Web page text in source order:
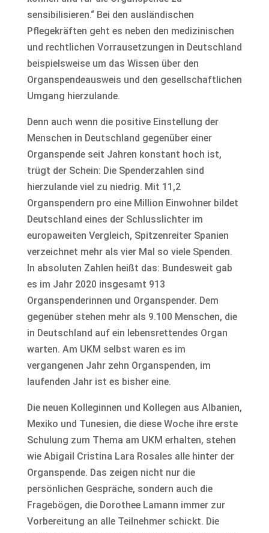
sensibilisieren.“ Bei den ausländischen
Pflegekräften geht es neben den medizinischen
und rechtlichen Vorrausetzungen in Deutschland
beispielsweise um das Wissen über den
Organspendeausweis und den gesellschaftlichen
Umgang hierzulande.
Denn auch wenn die positive Einstellung der
Menschen in Deutschland gegenüber einer
Organspende seit Jahren konstant hoch ist,
trügt der Schein: Die Spenderzahlen sind
hierzulande viel zu niedrig. Mit 11,2
Organspendern pro eine Million Einwohner bildet
Deutschland eines der Schlusslichter im
europaweiten Vergleich, Spitzenreiter Spanien
verzeichnet mehr als vier Mal so viele Spenden.
In absoluten Zahlen heißt das: Bundesweit gab
es im Jahr 2020 insgesamt 913
Organspenderinnen und Organspender. Dem
gegenüber stehen mehr als 9.100 Menschen, die
in Deutschland auf ein lebensrettendes Organ
warten. Am UKM selbst waren es im
vergangenen Jahr zehn Organspenden, im
laufenden Jahr ist es bisher eine.
Die neuen Kolleginnen und Kollegen aus Albanien,
Mexiko und Tunesien, die diese Woche ihre erste
Schulung zum Thema am UKM erhalten, stehen
wie Abigail Cristina Lara Rosales alle hinter der
Organspende. Das zeigen nicht nur die
persönlichen Gespräche, sondern auch die
Fragebögen, die Dorothee Lamann immer zur
Vorbereitung an alle Teilnehmer schickt. Die